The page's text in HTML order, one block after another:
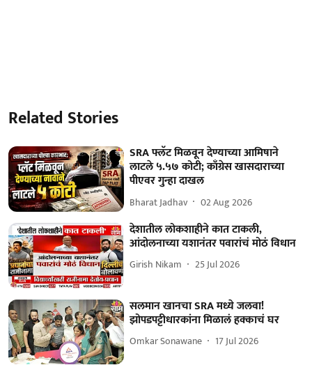
Related Stories
SRA फ्लॅट मिळवून देण्याच्या आमिषाने
लाटले ५.५७ कोटी; काँग्रेस खासदाराच्या
पीएवर गुन्हा दाखल
Bharat Jadhav 02 Aug 2026
देशातील लोकशाहीने कात टाकली,
आंदोलनाच्या यशानंतर पवारांचं मोठं विधान
Girish Nikam 25 Jul 2026
सलमान खानचा SRA मध्ये जलवा!
झोपडपट्टीधारकांना मिळालं हक्काचं घर
Omkar Sonawane 17 Jul 2026